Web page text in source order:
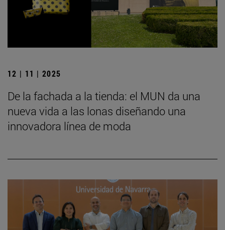
12 | 11 | 2025
De la fachada a la tienda: el MUN da una
nueva vida a las lonas diseñando una
innovadora línea de moda